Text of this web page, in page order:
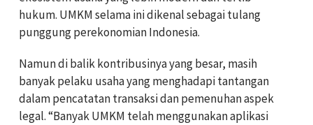
hukum. UMKM selama ini dikenal sebagai tulang
punggung perekonomian Indonesia.
Namun di balik kontribusinya yang besar, masih
banyak pelaku usaha yang menghadapi tantangan
dalam pencatatan transaksi dan pemenuhan aspek
legal.“Banyak UMKM telah menggunakan aplikasi